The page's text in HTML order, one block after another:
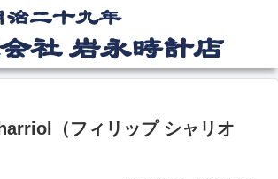
（フィリップ シャリオ